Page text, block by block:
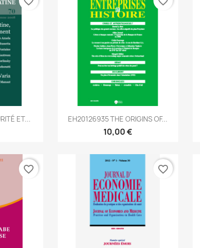
ET... Aperçu rapide
EH20126935 THE ORIGINS OF...
10,00 €
favorite_border favorite_border